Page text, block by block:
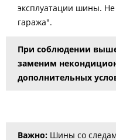
эксплуатации шины.
гаража".
При соблюдении
заменим
дополнительных
Важно: Шины со